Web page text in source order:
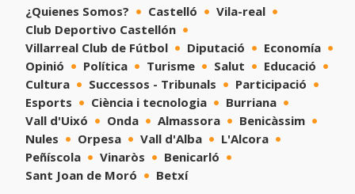
¿Quienes Somos? Castelló
Vila-real
Club Deportivo Castellón
Villarreal Club de Fútbol
Diputació
Economía
Opinió
Política Turisme Salut
Educació
Cultura
Successos - Tribunals
Participació
Esports
Ciència i tecnologia
Burriana
Vall d'Uixó
Onda Almassora
Benicàssim
Nules
Orpesa Vall d'Alba
L'Alcora
Peñíscola
Vinaròs
Benicarló
Sant Joan de Moró
Betxí